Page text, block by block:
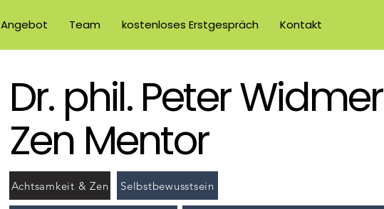
Angebot Team kostenloses Erstgespräch Kontakt
Dr. phil. Peter Widmer
Zen Mentor
Achtsamkeit & Zen Selbstbewusstsein